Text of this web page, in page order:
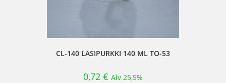
CL-140 LASIPURKKI 140 ML TO-53
0,72 € Alv 25,5%